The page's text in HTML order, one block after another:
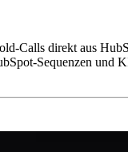
Calls direkt aus
Sequenzen